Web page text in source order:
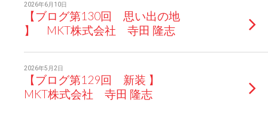
2026年6月10日
【ブログ第130回 思い出の地
】 MKT株式会社 寺田 隆志
2026年5月2日
【ブログ第129回 新装 】
MKT株式会社 寺田 隆志